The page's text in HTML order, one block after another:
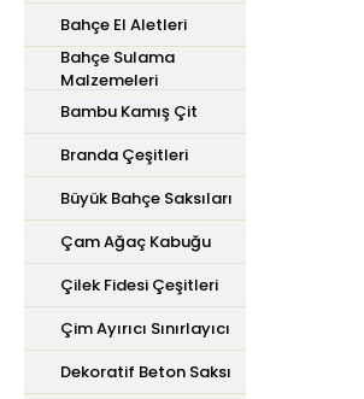
Bahçe El Aletleri
Bahçe Sulama
Malzemeleri
Bambu Kamış Çit
Branda Çeşitleri
Büyük Bahçe Saksıları
Çam Ağaç Kabuğu
Çilek Fidesi Çeşitleri
Çim Ayırıcı Sınırlayıcı
Dekoratif Beton Saksı